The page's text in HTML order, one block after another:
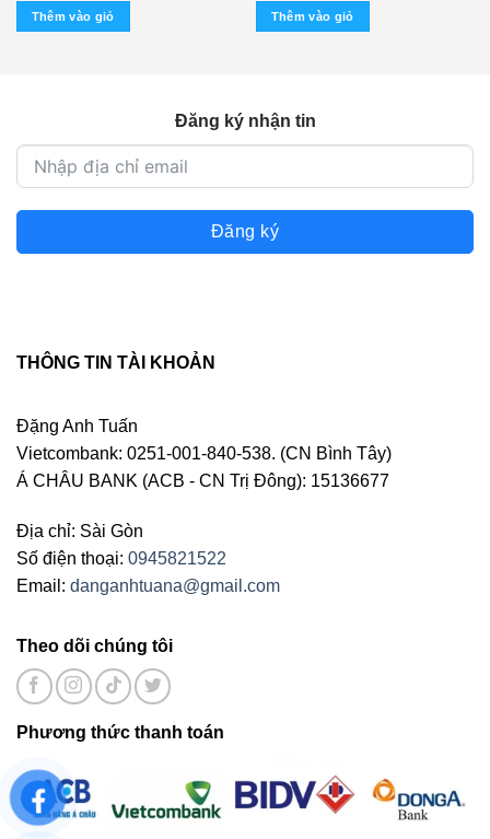
là:
1.000.000 ₫.
Thêm vào giỏ Thêm vào giỏ
Đăng ký nhận tin
Đăng ký
THÔNG TIN TÀI KHOẢN
Đặng Anh Tuấn
Vietcombank: 0251-001-840-538. (CN Bình Tây)
Á CHÂU BANK (ACB - CN Trị Đông): 15136677
Địa chỉ: Sài Gòn
Số điện thoại: 0945821522
Email: danganhtuana@gmail.com
Theo dõi chúng tôi
Phương thức thanh toán